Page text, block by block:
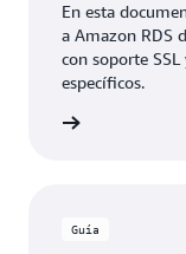
En esta
a Amazon RDS
con soporte
específicos.
Guía